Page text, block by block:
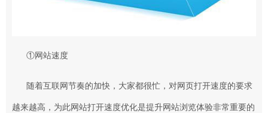
①网站速度
随着互联网节奏的加快，大家都很忙，对网页打开速度的要求
越来越高，为此网站打开速度优化是提升网站浏览体验非常重要的